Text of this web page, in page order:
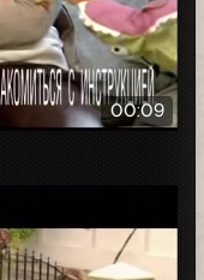
00:09